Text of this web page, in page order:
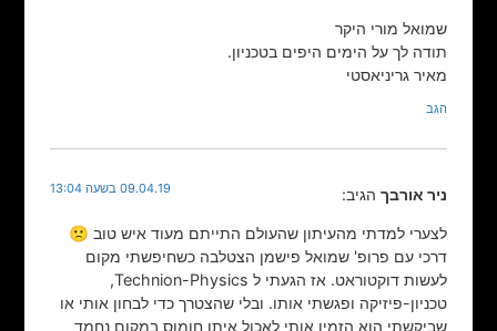
שמואל מורי היקר
תודה לך על הימים היפים בטכניון.
מאיר גריניאסטי
הגב
ניר אורבך הגיב: 09.04.19 בשעה 13:04
לצערי למדתי מהעיתון שהעולם התייתם מעוד איש טוב 🙁
דרכי עם פרופ' שמואל פישמן הצטלבה כשחיפשתי מקום
לעשות דוקטוראט. אז הגעתי ל Technion-Physics,
טכניון-פיזיקה ופגשתי אותו. ובלי שהצטרך כדי לבחון אותי או
שביקשתי הוא הזמין אותי לאכול איתו חומוס במקום נחמד